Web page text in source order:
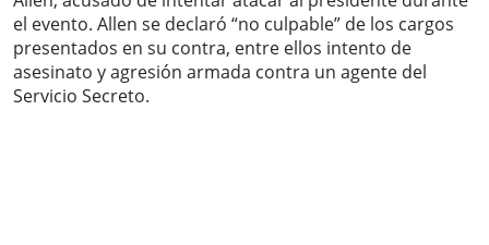
el evento. Allen se declaró “no culpable” de los cargos
presentados en su contra, entre ellos intento de
asesinato y agresión armada contra un agente del
Servicio Secreto.